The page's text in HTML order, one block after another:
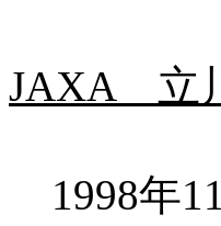
JAXA 立
1998年